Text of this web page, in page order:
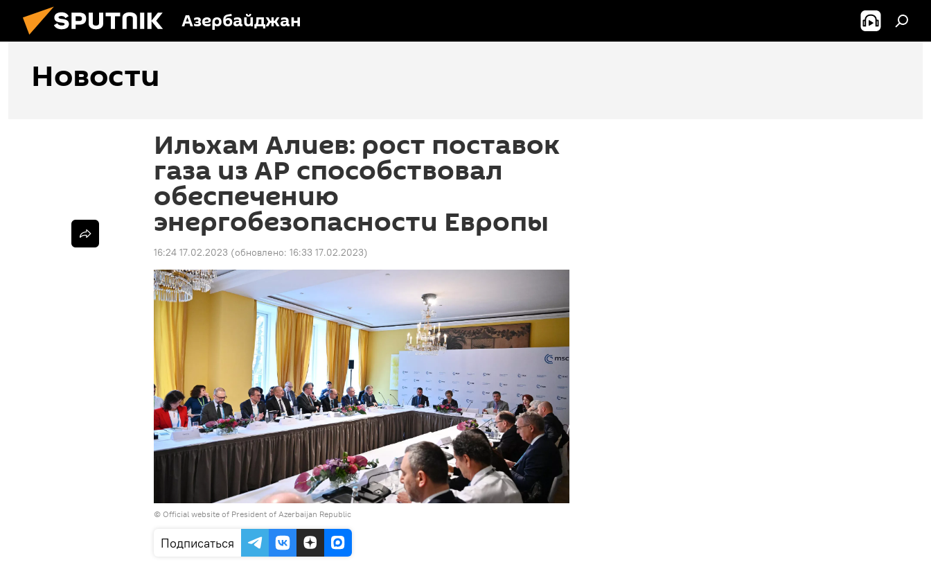
Азербайджан
Новости
Ильхам Алиев: рост поставок
газа из АР способствовал
обеспечению
энергобезопасности Европы
16:24 17.02.2023 (обновлено: 16:33 17.02.2023)
© Official website of President of Azerbaijan Republic
Подписаться